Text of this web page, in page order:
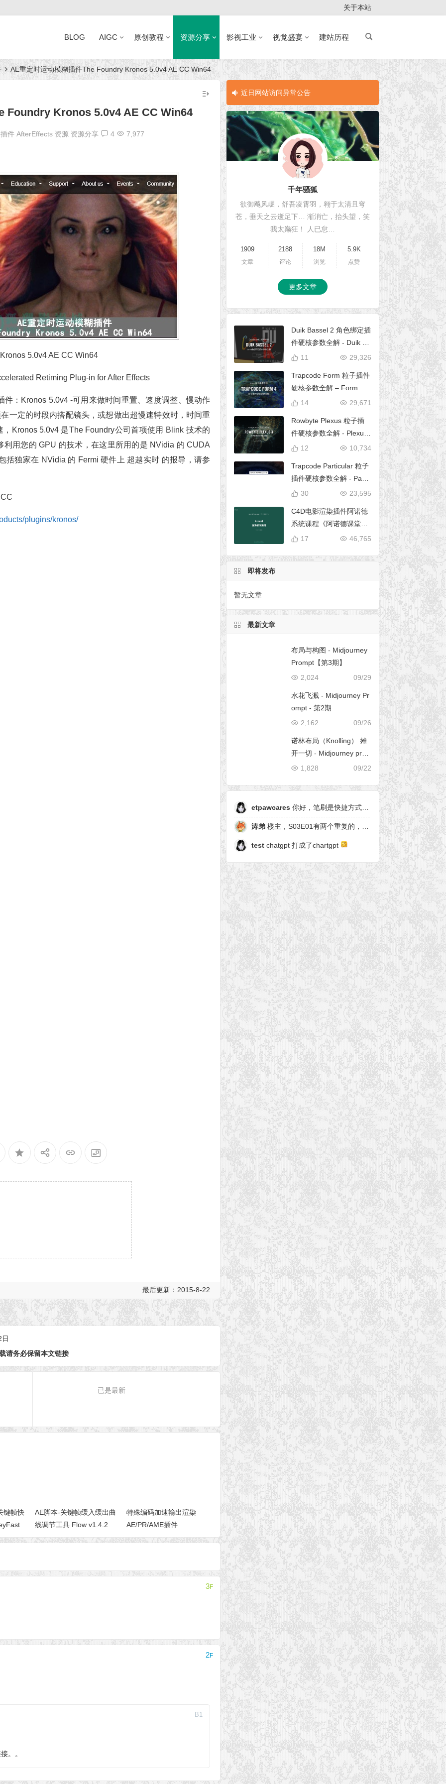
关于本站
BLOG AIGC 原创教程 资源分享 影视工业 视觉盛宴 建站历程
AE重定时运动模糊插件The Foundry Kronos 5.0v4 AE CC Win64
Foundry Kronos 5.0v4 AE CC Win64
件 AfterEffects 资源 资源分享 4 7,977
5.0v4 AE CC Win64
Retiming Plug-in for After Effects
件：Kronos 5.0v4 -可用来做时间重置、速度调整、慢动作
一定的时段内搭配镜头，或想做出超慢速特效时，时间重
Kronos 5.0v4 是The Foundry公司首项使用 Blink 技术的
用您的 GPU 的技术，在这里所用的是 NVidia 的 CUDA
括独家在 NVidia 的 Fermi 硬件上 超越实时 的报导，请参
plugins/kronos/
最后更新：2015-8-22
请务必保留本文链接
已是最新
键帧快
AE脚本-关键帧缓入缓出曲
线调节工具 Flow v1.4.2
Win/Mac兼容AE 2022
特殊编码加速输出渲染
AE/PR/AME插件
AfterCodecs v1.10.13
3F
2F
B1
。。
近日网站访问异常公告 近日网站访问
千年骚狐
欲御飚风崛，舒吾凌霄羽，翱于太清且穹
苍，垂天之云逝足下… 渐消亡，抬头望，笑
我太巅狂！ 人已怠…
1909
文章
2188
评论
18M
浏览
5.9K
点赞
更多文章
Duik Bassel 2 角色绑定插
件硬核参数全解 - Duik 16
完全使用手册
29,326
11
Trapcode Form 粒子插件
硬核参数全解 – Form 完
全使用手册
29,671
14
Rowbyte Plexus 粒子插
件硬核参数全解 - Plexus
完全使用手册
10,734
12
Trapcode Particular 粒子
插件硬核参数全解 - Parti
cular 5 完全使用手册23,595
30
C4D电影渲染插件阿诺德
系统课程《阿诺德课堂之
玉清境》
46,765
17
即将发布
暂无文章
最新文章
布局与构图 - Midjourney
Prompt【第3期】
09/29
2,024
水花飞溅 - Midjourney Pr
ompt - 第2期
09/26
2,162
诺林布局（Knolling） 摊
开一切 - Midjourney pro
mpt
09/22
1,828
etpawcares 你好，笔刷是快捷方式，有原笔刷么
涛弟 楼主，S03E01有两个重复的，另一个是粒子形态
test chatgpt 打成了chartgpt